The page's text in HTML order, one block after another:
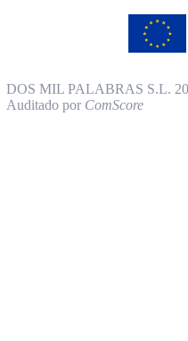
DOS MIL PALABRAS S.L.
Auditado por ComScore